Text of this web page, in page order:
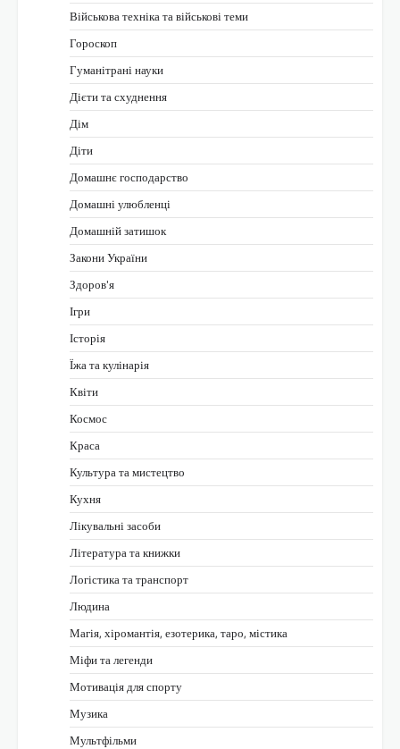
Військова техніка та військові теми
Гороскоп
Гуманітрані науки
Дієти та схуднення
Дім
Діти
Домашнє господарство
Домашні улюбленці
Домашній затишок
Закони України
Здоров'я
Ігри
Історія
Їжа та кулінарія
Квіти
Космос
Краса
Культура та мистецтво
Кухня
Лікувальні засоби
Література та книжки
Логістика та транспорт
Людина
Магія, хіромантія, езотерика, таро, містика
Міфи та легенди
Мотивація для спорту
Музика
Мультфільми